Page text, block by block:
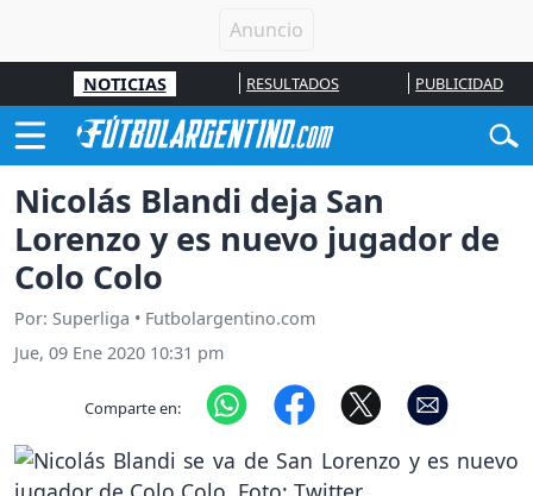
NOTICIAS RESULTADOS PUBLICIDAD
Nicolás Blandi deja San
Lorenzo y es nuevo jugador de
Colo Colo
Por: Superliga • Futbolargentino.com
Jue, 09 Ene 2020 10:31 pm
Comparte en: